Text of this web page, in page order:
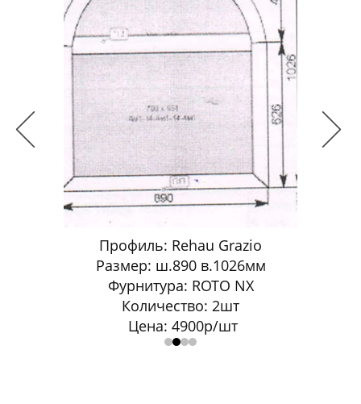
Профиль: Rehau Grazio
Размер: ш.890 в.1026мм
Фурнитура: ROTO NX
Количество: 2шт
Цена: 4900р/шт